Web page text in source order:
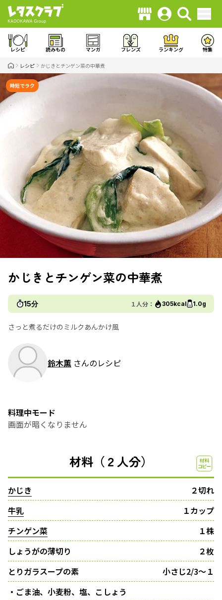
レシピ 読みもの マンガ フレンズ ランキング 特集
レシピ かじきとチンゲン菜の中華煮
時短でラク
かじきとチンゲン菜の中華煮
15分 １人分： 305kcal 1.0g
さっと煮るだけのミルクあんかけ風
鈴木薫 さんのレシピ
料理中モード
画面が暗くなりません
材料（２人分）
かじき
２切れ
牛乳
１カップ
チンゲン菜
１株
しょうがの薄切り
２枚
とりガラスープの素
小さじ2/3〜１
・ごま油、小麦粉、塩、こしょう